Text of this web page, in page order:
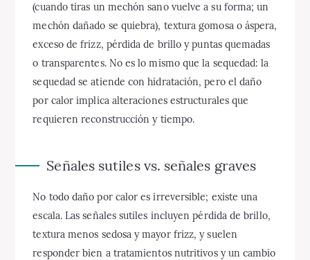
(cuando tiras un mechón sano vuelve a su forma; un
mechón dañado se quiebra), textura gomosa o áspera,
exceso de frizz, pérdida de brillo y puntas quemadas
o transparentes. No es lo mismo que la sequedad: la
sequedad se atiende con hidratación, pero el daño
por calor implica alteraciones estructurales que
requieren reconstrucción y tiempo.
Señales sutiles vs. señales graves
No todo daño por calor es irreversible; existe una
escala. Las señales sutiles incluyen pérdida de brillo,
textura menos sedosa y mayor frizz, y suelen
responder bien a tratamientos nutritivos y un cambio